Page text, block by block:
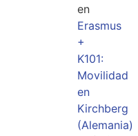
en
Erasmus
+
K101:
Movilidad
en
Kirchberg
(Alemania)